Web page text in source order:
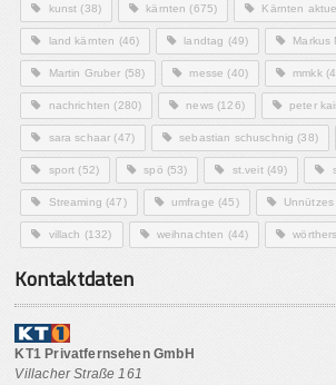
kunst (38) kärnten (675) Kärnten
land kärnten (46) landtag (49) Markus
Martin Gruber (58) messe (40) mmkk
nachrichten (280) news(126) peter
sara schaar (47) sebastian schuschnig (38)
sport (52) spö (53) st.veit(49)
Streaming (47) umfrage (45) Unnützes
villach (132) weihnachten (44)
Kontaktdaten
KT1 Privatfernsehen GmbH
Villacher Straße 161